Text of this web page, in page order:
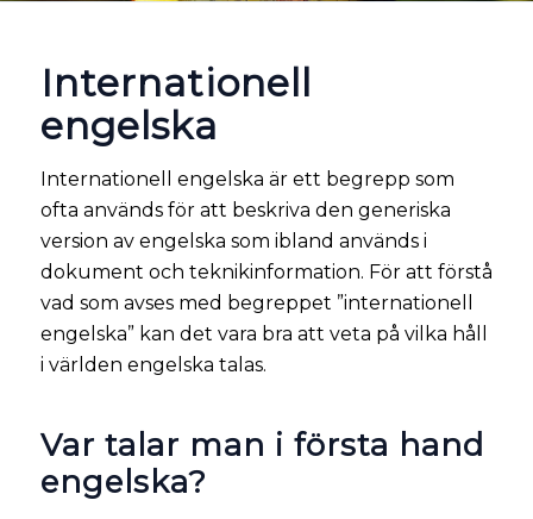
Internationell
engelska
Internationell engelska är ett begrepp som
ofta används för att beskriva den generiska
version av engelska som ibland används i
dokument och teknikinformation. För att förstå
vad som avses med begreppet ”internationell
engelska” kan det vara bra att veta på vilka håll
i världen engelska talas.
Var talar man i första hand
engelska?